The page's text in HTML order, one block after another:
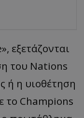
εξετάζονται
του Nations
ή η υιοθέτηση
το Champions